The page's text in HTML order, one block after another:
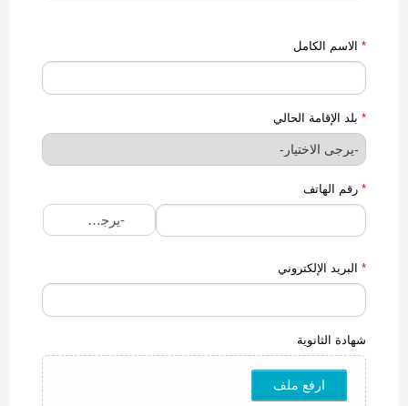
* الاسم الكامل
* بلد الإقامة الحالي
* رقم الهاتف
-يرجى الاختيار-
* البريد الإلكتروني
شهادة الثانوية
ارفع ملف